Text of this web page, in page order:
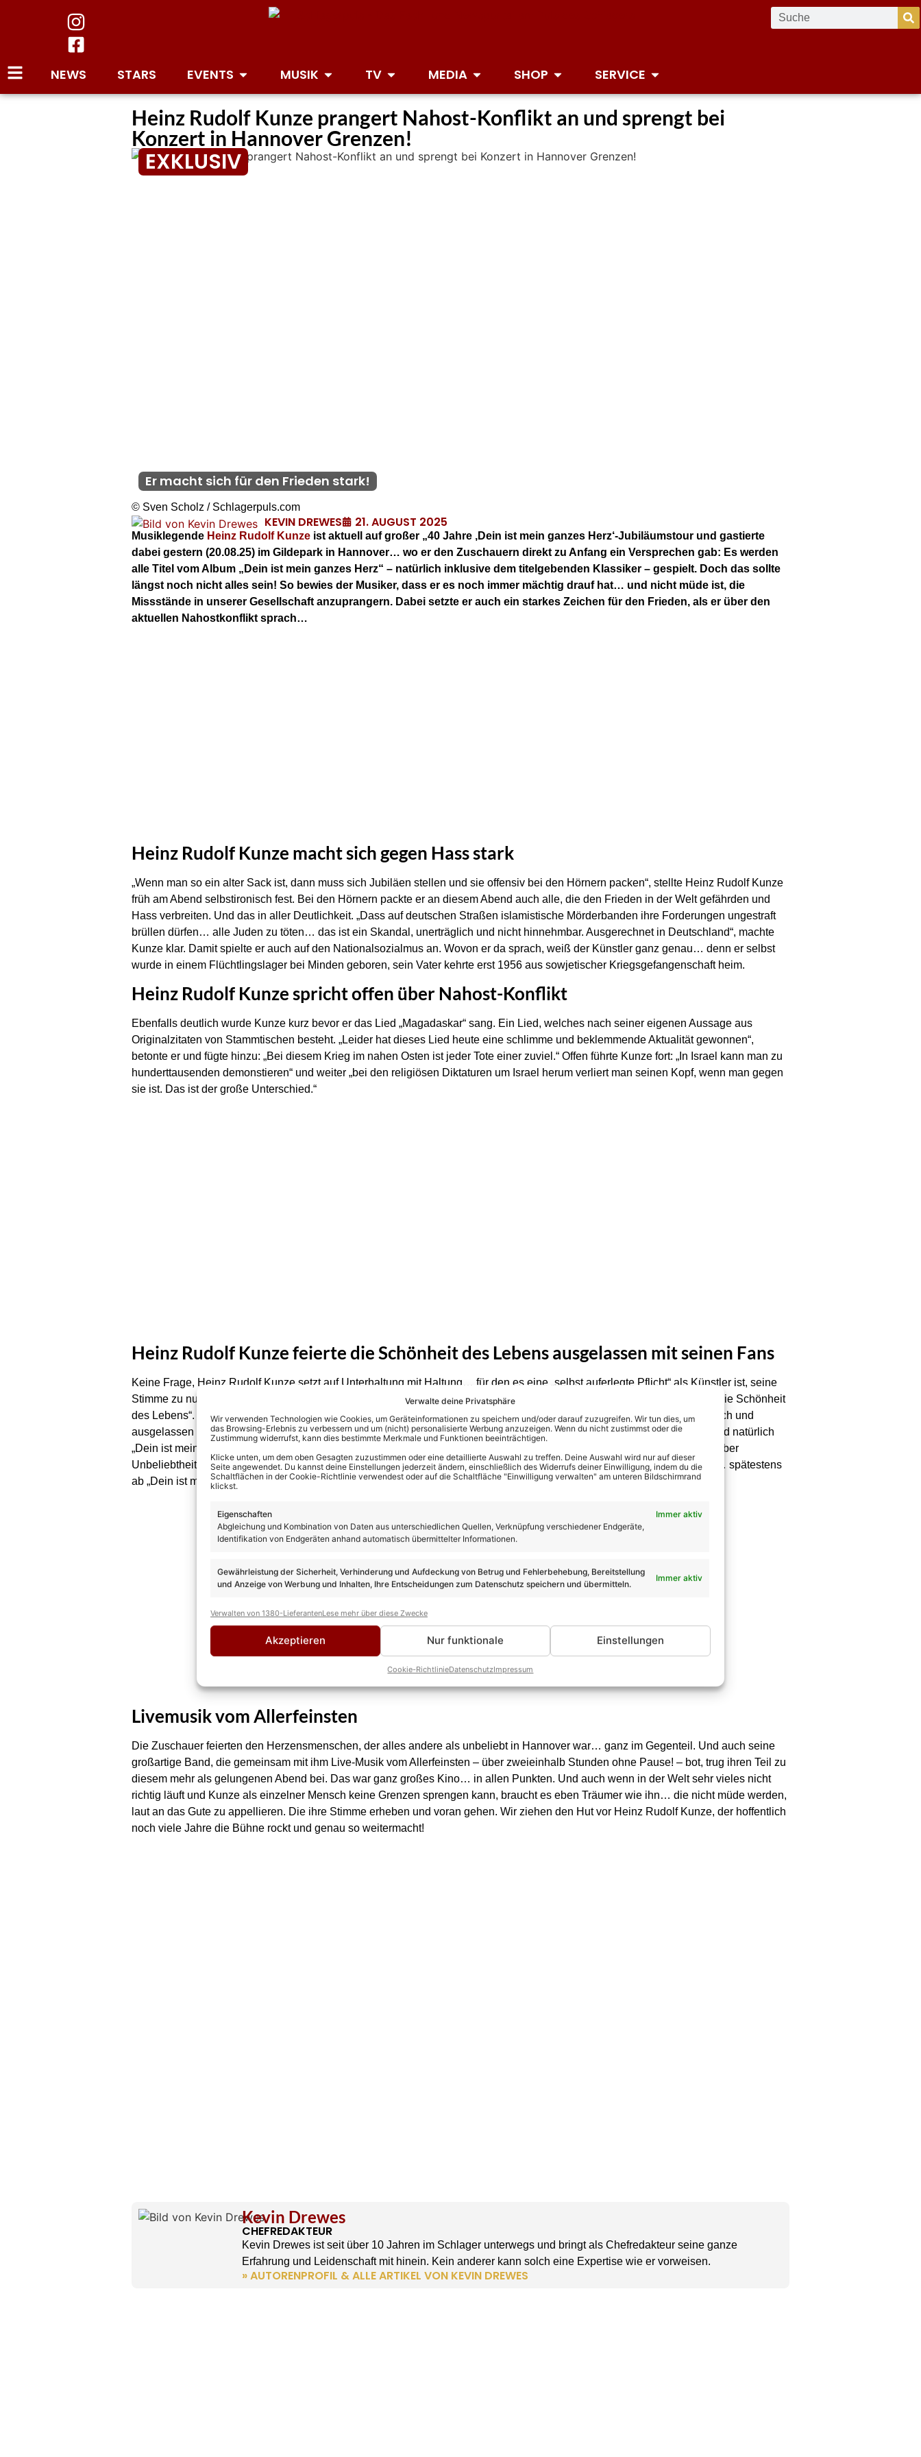
Verwalte deine Privatsphäre
Wir verwenden Technologien wie Cookies, um Geräteinformationen zu speichern und/oder darauf zuzugreifen. Wir tun dies, um
das Browsing-Erlebnis zu verbessern und um (nicht) personalisierte Werbung anzuzeigen. Wenn du nicht zustimmst oder die
Zustimmung widerrufst, kann dies bestimmte Merkmale und Funktionen beeinträchtigen.
Klicke unten, um dem oben Gesagten zuzustimmen oder eine detaillierte Auswahl zu treffen. Deine Auswahl wird nur auf dieser
Seite angewendet. Du kannst deine Einstellungen jederzeit ändern, einschließlich des Widerrufs deiner Einwilligung, indem du die
Schaltflächen in der Cookie-Richtlinie verwendest oder auf die Schaltfläche "Einwilligung verwalten" am unteren Bildschirmrand
klickst.
Eigenschaften
Immer aktiv
Abgleichung und Kombination von Daten aus unterschiedlichen Quellen, Verknüpfung verschiedener Endgeräte,
Identifikation von Endgeräten anhand automatisch übermittelter Informationen.
Gewährleistung der Sicherheit, Verhinderung und Aufdeckung von Betrug und Fehlerbehebung, Bereitstellung
und Anzeige von Werbung und Inhalten, Ihre Entscheidungen zum Datenschutz speichern und übermitteln.
Immer aktiv
Verwalten von 1380-LieferantenLese mehr über diese Zwecke
Akzeptieren Nur funktionale Einstellungen
Cookie-RichtlinieDatenschutzImpressum
NEWS STARS EVENTS MUSIK TV MEDIA SHOP SERVICE
Heinz Rudolf Kunze prangert Nahost-Konflikt an und sprengt bei
Konzert in Hannover Grenzen!
EXKLUSIV
Er macht sich für den Frieden stark!
© Sven Scholz / Schlagerpuls.com
KEVIN DREWES 21. AUGUST 2025
Musiklegende Heinz Rudolf Kunze ist aktuell auf großer „40 Jahre ‚Dein ist mein ganzes Herz‘-Jubiläumstour und gastierte
dabei gestern (20.08.25) im Gildepark in Hannover… wo er den Zuschauern direkt zu Anfang ein Versprechen gab: Es werden
alle Titel vom Album „Dein ist mein ganzes Herz“ – natürlich inklusive dem titelgebenden Klassiker – gespielt. Doch das sollte
längst noch nicht alles sein! So bewies der Musiker, dass er es noch immer mächtig drauf hat… und nicht müde ist, die
Missstände in unserer Gesellschaft anzuprangern. Dabei setzte er auch ein starkes Zeichen für den Frieden, als er über den
aktuellen Nahostkonflikt sprach…
Heinz Rudolf Kunze macht sich gegen Hass stark
„Wenn man so ein alter Sack ist, dann muss sich Jubiläen stellen und sie offensiv bei den Hörnern packen“, stellte Heinz Rudolf Kunze
früh am Abend selbstironisch fest. Bei den Hörnern packte er an diesem Abend auch alle, die den Frieden in der Welt gefährden und
Hass verbreiten. Und das in aller Deutlichkeit. „Dass auf deutschen Straßen islamistische Mörderbanden ihre Forderungen ungestraft
brüllen dürfen… alle Juden zu töten… das ist ein Skandal, unerträglich und nicht hinnehmbar. Ausgerechnet in Deutschland“, machte
Kunze klar. Damit spielte er auch auf den Nationalsozialmus an. Wovon er da sprach, weiß der Künstler ganz genau… denn er selbst
wurde in einem Flüchtlingslager bei Minden geboren, sein Vater kehrte erst 1956 aus sowjetischer Kriegsgefangenschaft heim.
Heinz Rudolf Kunze spricht offen über Nahost-Konflikt
Ebenfalls deutlich wurde Kunze kurz bevor er das Lied „Magadaskar“ sang. Ein Lied, welches nach seiner eigenen Aussage aus
Originalzitaten von Stammtischen besteht. „Leider hat dieses Lied heute eine schlimme und beklemmende Aktualität gewonnen“,
betonte er und fügte hinzu: „Bei diesem Krieg im nahen Osten ist jeder Tote einer zuviel.“ Offen führte Kunze fort: „In Israel kann man zu
hunderttausenden demonstieren“ und weiter „bei den religiösen Diktaturen um Israel herum verliert man seinen Kopf, wenn man gegen
sie ist. Das ist der große Unterschied.“
Heinz Rudolf Kunze feierte die Schönheit des Lebens ausgelassen mit seinen Fans
Keine Frage, Heinz Rudolf Kunze setzt auf Unterhaltung mit Haltung… für den es eine „selbst auferlegte Pflicht“ als Künstler ist, seine
Stimme zu nutzen. Träumerisch fügte er in Hannover hinzu, dass er gern mit allen Arm in Arm demonstrieren würde… „für die Schönheit
des Lebens“. Denn die gibt es noch, ist er sicher. Und diese Schönheit des Lebens, die zelebrierte er in Hannover… friedlich und
ausgelassen mit seinen Fans. So war die Stimmung bei Songs wie „Längere Tage“, „Dies ist Klaus“, „Finden sie Mabel“ und natürlich
„Dein ist mein ganzes Herz“ grandios… es wurde geklatscht, getanzt und lautstark mitgesungen. Und wer kann so schön über
Unbeliebtheit singen, wie Heinz Rudolf Kunze? Dabei drehte der mittlerweile 69-Jährige von Minute zu Minute weiter auf… spätestens
ab „Dein ist mein ganzes Herz“ gab es kein Halten mehr.
Livemusik vom Allerfeinsten
Die Zuschauer feierten den Herzensmenschen, der alles andere als unbeliebt in Hannover war… ganz im Gegenteil. Und auch seine
großartige Band, die gemeinsam mit ihm Live-Musik vom Allerfeinsten – über zweieinhalb Stunden ohne Pause! – bot, trug ihren Teil zu
diesem mehr als gelungenen Abend bei. Das war ganz großes Kino… in allen Punkten. Und auch wenn in der Welt sehr vieles nicht
richtig läuft und Kunze als einzelner Mensch keine Grenzen sprengen kann, braucht es eben Träumer wie ihn… die nicht müde werden,
laut an das Gute zu appellieren. Die ihre Stimme erheben und voran gehen. Wir ziehen den Hut vor Heinz Rudolf Kunze, der hoffentlich
noch viele Jahre die Bühne rockt und genau so weitermacht!
Kevin Drewes
CHEFREDAKTEUR
Kevin Drewes ist seit über 10 Jahren im Schlager unterwegs und bringt als Chefredakteur seine ganze
Erfahrung und Leidenschaft mit hinein. Kein anderer kann solch eine Expertise wie er vorweisen.
» AUTORENPROFIL & ALLE ARTIKEL VON KEVIN DREWES